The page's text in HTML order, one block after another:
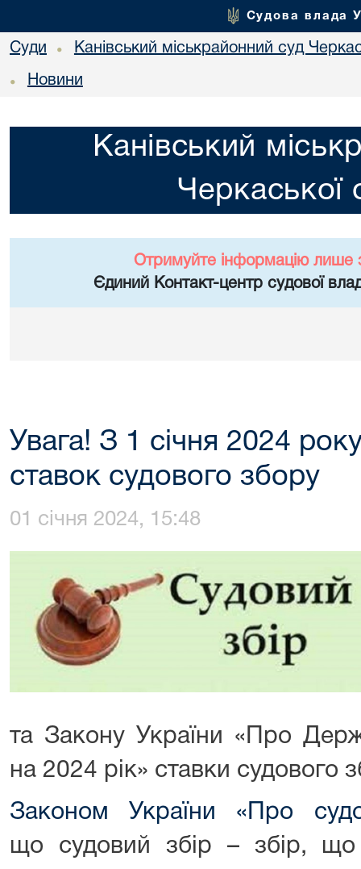
Судова влада
Суди • Канівський міськрайонний суд
• Новини
Канівський
Черкаської
Отримуйте інформацію лише
Єдиний Контакт-центр судової
Увага! З 1 січня 2024
ставок судового збору
01 січня 2024, 15:48
та Закону України «Про
на 2024 рік» ставки судового
Законом України «Про
що судовий збір – збір, що